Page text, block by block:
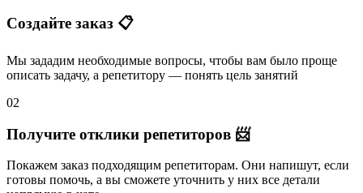
Создайте заказ 📋
Мы зададим необходимые вопросы, чтобы вам было проще
описать задачу, а репетитору — понять цель занятий
02
Получите отклики репетиторов 📨
Покажем заказ подходящим репетиторам. Они напишут, если
готовы помочь, а вы сможете уточнить у них все детали